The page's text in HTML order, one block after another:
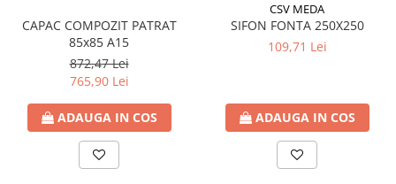
CAPAC COMPOZIT PATRAT
85x85 A15
872,47 Lei
765,90 Lei
ADAUGA IN COS
CSV MEDA
SIFON FONTA 250X250
109,71 Lei
ADAUGA IN COS